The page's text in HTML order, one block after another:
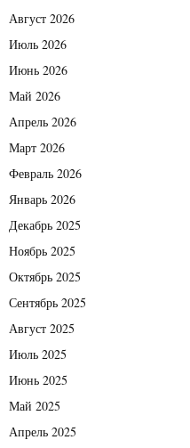
Август 2026
Июль 2026
Июнь 2026
Май 2026
Апрель 2026
Март 2026
Февраль 2026
Январь 2026
Декабрь 2025
Ноябрь 2025
Октябрь 2025
Сентябрь 2025
Август 2025
Июль 2025
Июнь 2025
Май 2025
Апрель 2025